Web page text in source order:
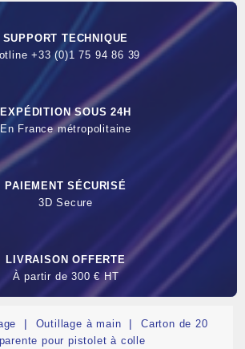
SUPPORT TECHNIQUE
+33 (0)1 75 94 86 39
EXPÉDITION SOUS 24H
En France métropolitaine
PAIEMENT SÉCURISÉ
3D Secure
LIVRAISON OFFERTE
À partir de 300 € HT
Outillage à main
Carton de 20
pour pistolet à colle